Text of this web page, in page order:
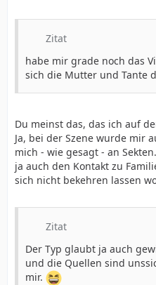
Zitat
habe mir grade noch das
sich die Mutter und Tante
Du meinst das, das ich auf
Ja, bei der Szene wurde mir
mich - wie gesagt - an
ja auch den Kontakt zu
sich nicht bekehren lassen
Zitat
Der Typ glaubt ja auch
und die Quellen sind
mir.